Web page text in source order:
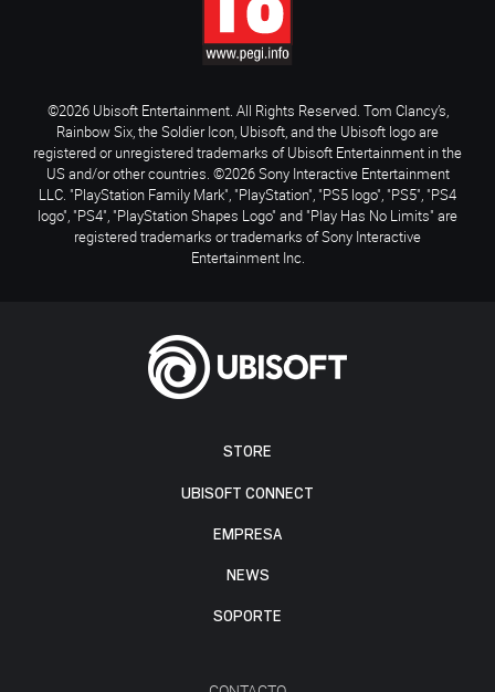
STORE
UBISOFT CONNECT
EMPRESA
NEWS
SOPORTE
©2026 Ubisoft Entertainment. All Rights Reserved. Tom Clancy’s,
Rainbow Six, the Soldier Icon, Ubisoft, and the Ubisoft logo are
registered or unregistered trademarks of Ubisoft Entertainment in the
US and/or other countries. ©2026 Sony Interactive Entertainment
LLC. "PlayStation Family Mark", "PlayStation", "PS5 logo", "PS5", "PS4
logo", "PS4", "PlayStation Shapes Logo" and "Play Has No Limits" are
registered trademarks or trademarks of Sony Interactive
Entertainment Inc.